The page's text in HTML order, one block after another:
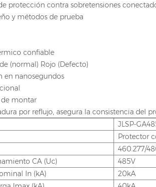
de protección contra sobretensiones
y métodos de prueba
confiable
(normal) Rojo (Defecto)
en nanosegundos
de montar
por reflujo, asegura la consistencia del
JLSP-
Protector
460.277/
CA (Uc)
485V
In (kA)
20kA